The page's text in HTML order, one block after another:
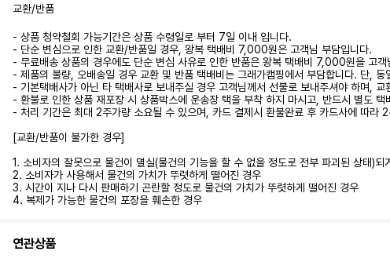
교환/반품
- 상품 청약철회 가능기간은 상품 수령일로 부터 7일 이내 입니다.
- 단순 변심으로 인한 교환/반품일 경우, 왕복 택배비 7,000원은 고객님 부담입니다.
- 무료배송 상품의 경우에도 단순 변심 사유로 인한 반품은 왕복 택배비 7,000원을 고객
- 제품의 불량, 오배송일 경우 교환 및 반품 택배비는 그래가캠핑에서 부담합니다. 단,
- 기본택배사가 아닌 타 택배사로 보내주실 경우 고객님께서 선불로 보내주셔야 하며,
- 환불로 인한 상품 재포장 시 상품박스에 운송장 택을 부착 하지 마시고, 반드시 별도 택
- 처리 기간은 최대 2주가량 소요될 수 있으며, 카드 결제시 환불완료 후 카드사에 따라
[교환/반품이 불가한 경우]
1. 소비자의 잘못으로 물건이 멸실(물건의 기능을 할 수 없을 정도로 전부 파괴된 상태)
2. 소비자가 사용해서 물건의 가치가 뚜렷하게 떨어진 경우
3. 시간이 지나 다시 판매하기 곤란할 정도로 물건의 가치가 뚜렷하게 떨어진 경우
4. 복제가 가능한 물건의 포장을 훼손한 경우
연관상품